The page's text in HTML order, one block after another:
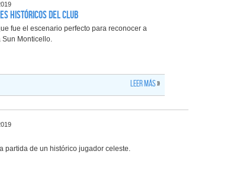
históricos del club
fue el escenario perfecto para reconocer a
Sun Monticello.
Leer más»
partida de un histórico jugador celeste.